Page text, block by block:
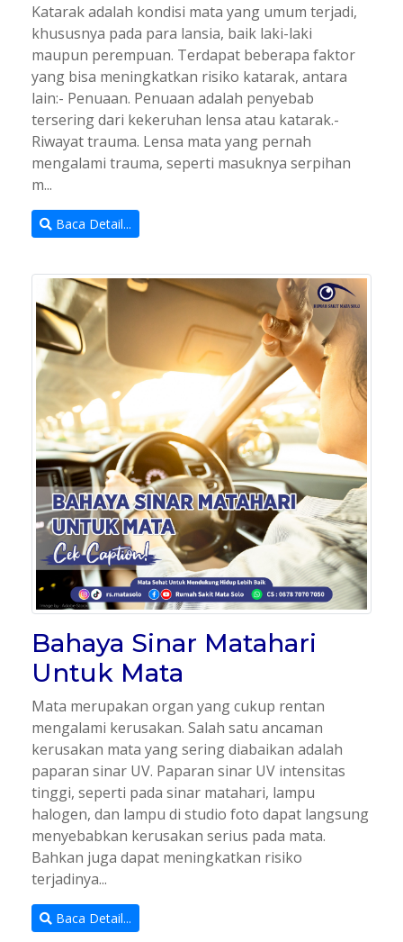
Katarak adalah kondisi mata yang umum terjadi,
khususnya pada para lansia, baik laki-laki
maupun perempuan. Terdapat beberapa faktor
yang bisa meningkatkan risiko katarak, antara
lain:- Penuaan. Penuaan adalah penyebab
tersering dari kekeruhan lensa atau katarak.-
Riwayat trauma. Lensa mata yang pernah
mengalami trauma, seperti masuknya serpihan
m...
Baca Detail...
Bahaya Sinar Matahari
Untuk Mata
Mata merupakan organ yang cukup rentan
mengalami kerusakan. Salah satu ancaman
kerusakan mata yang sering diabaikan adalah
paparan sinar UV. Paparan sinar UV intensitas
tinggi, seperti pada sinar matahari, lampu
halogen, dan lampu di studio foto dapat langsung
menyebabkan kerusakan serius pada mata.
Bahkan juga dapat meningkatkan risiko
terjadinya...
Baca Detail...